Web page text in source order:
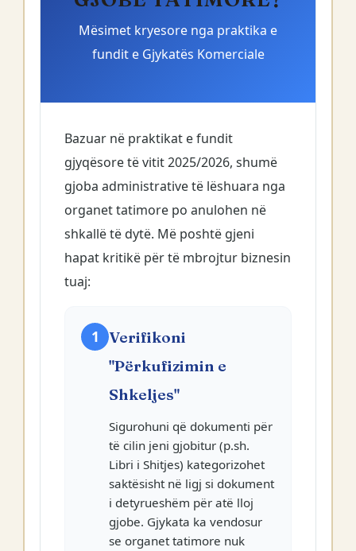
Mësimet kryesore nga praktika e
fundit e Gjykatës Komerciale
Bazuar në praktikat e fundit
gjyqësore të vitit 2025/2026, shumë
gjoba administrative të lëshuara nga
organet tatimore po anulohen në
shkallë të dytë. Më poshtë gjeni
hapat kritikë për të mbrojtur biznesin
tuaj:
1 Verifikoni
"Përkufizimin e
Shkeljes"
Sigurohuni që dokumenti për
të cilin jeni gjobitur (p.sh.
Libri i Shitjes) kategorizohet
saktësisht në ligj si dokument
i detyrueshëm për atë lloj
gjobe. Gjykata ka vendosur
se organet tatimore nuk